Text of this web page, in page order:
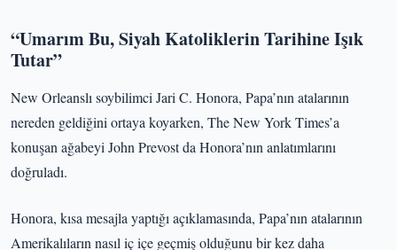
“Umarım Bu, Siyah Katoliklerin Tarihine Işık
Tutar”
New Orleanslı soybilimci Jari C. Honora, Papa’nın atalarının
nereden geldiğini ortaya koyarken, The New York Times’a
konuşan ağabeyi John Prevost da Honora’nın anlatımlarını
doğruladı.
Honora, kısa mesajla yaptığı açıklamasında, Papa’nın atalarının
Amerikalıların nasıl iç içe geçmiş olduğunu bir kez daha